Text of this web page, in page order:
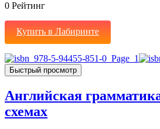
0 Рейтинг
Купить в Лабиринте
Быстрый просмотр
Английская
схемах